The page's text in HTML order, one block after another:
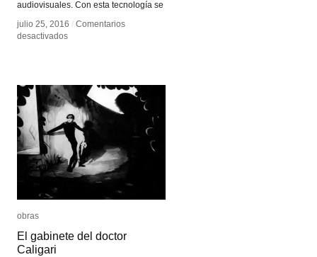
audiovisuales. Con esta tecnología se
julio 25, 2016 / Comentarios
desactivadosen
mundo
del
arte
julio 25, 2016 / Comentarios
desactivadosen
mundo
del
arte
obras
El gabinete del doctor
Caligari
obras
El gabinete del doctor
Caligari